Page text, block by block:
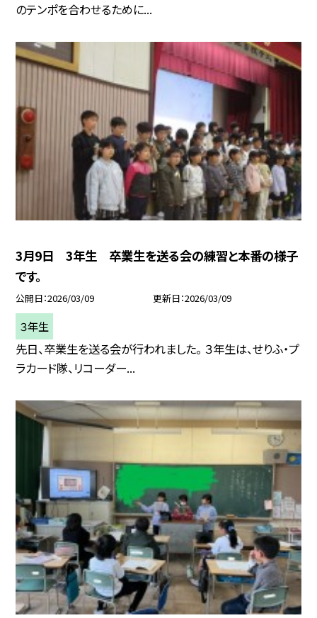
のテンポを合わせるために...
3月9日 3年生 卒業生を送る会の練習と本番の様子
です。
公開日 2026/03/09 更新日 2026/03/09
３年生
先日、卒業生を送る会が行われました。 ３年生は、せりふ・プ
ラカード隊、リコーダー...